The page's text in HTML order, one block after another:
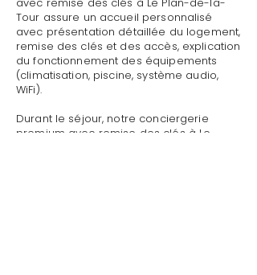
Tour assure un accueil personnalisé
avec présentation détaillée du logement,
remise des clés et des accès, explication
du fonctionnement des équipements
(climatisation, piscine, système audio,
WiFi).
Durant le séjour, notre conciergerie
premium avec remise des clés à Le